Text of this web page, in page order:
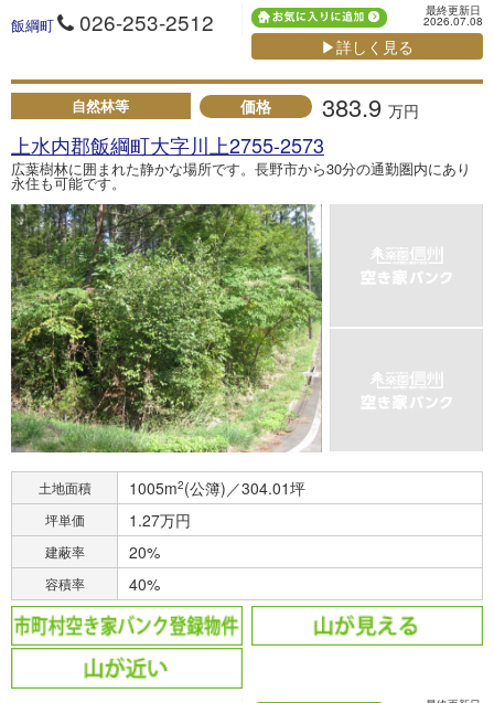
飯綱町 026-253-2512 最終更新日
2026.07.08
▶詳しく見る
自然林等 価格 383.9 万円
上水内郡飯綱町大字川上2755-2573
広葉樹林に囲まれた静かな場所です。長野市から30分の通勤圏内にあり
永住も可能です。
土地面積 1005m2(公簿)／304.01坪
坪単価 1.27万円
建蔽率 20%
容積率 40%